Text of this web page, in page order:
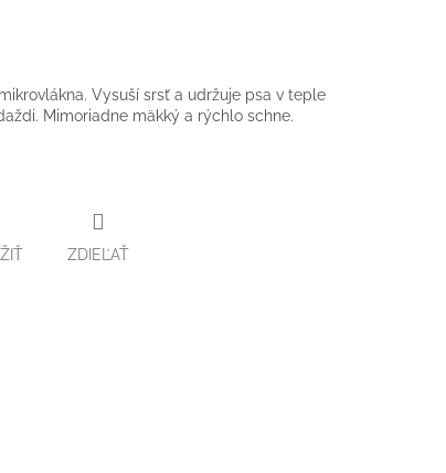
Vysuší srsť a udržuje psa v teple
Mimoriadne mäkký a rýchlo schne.
ZDIEĽAŤ